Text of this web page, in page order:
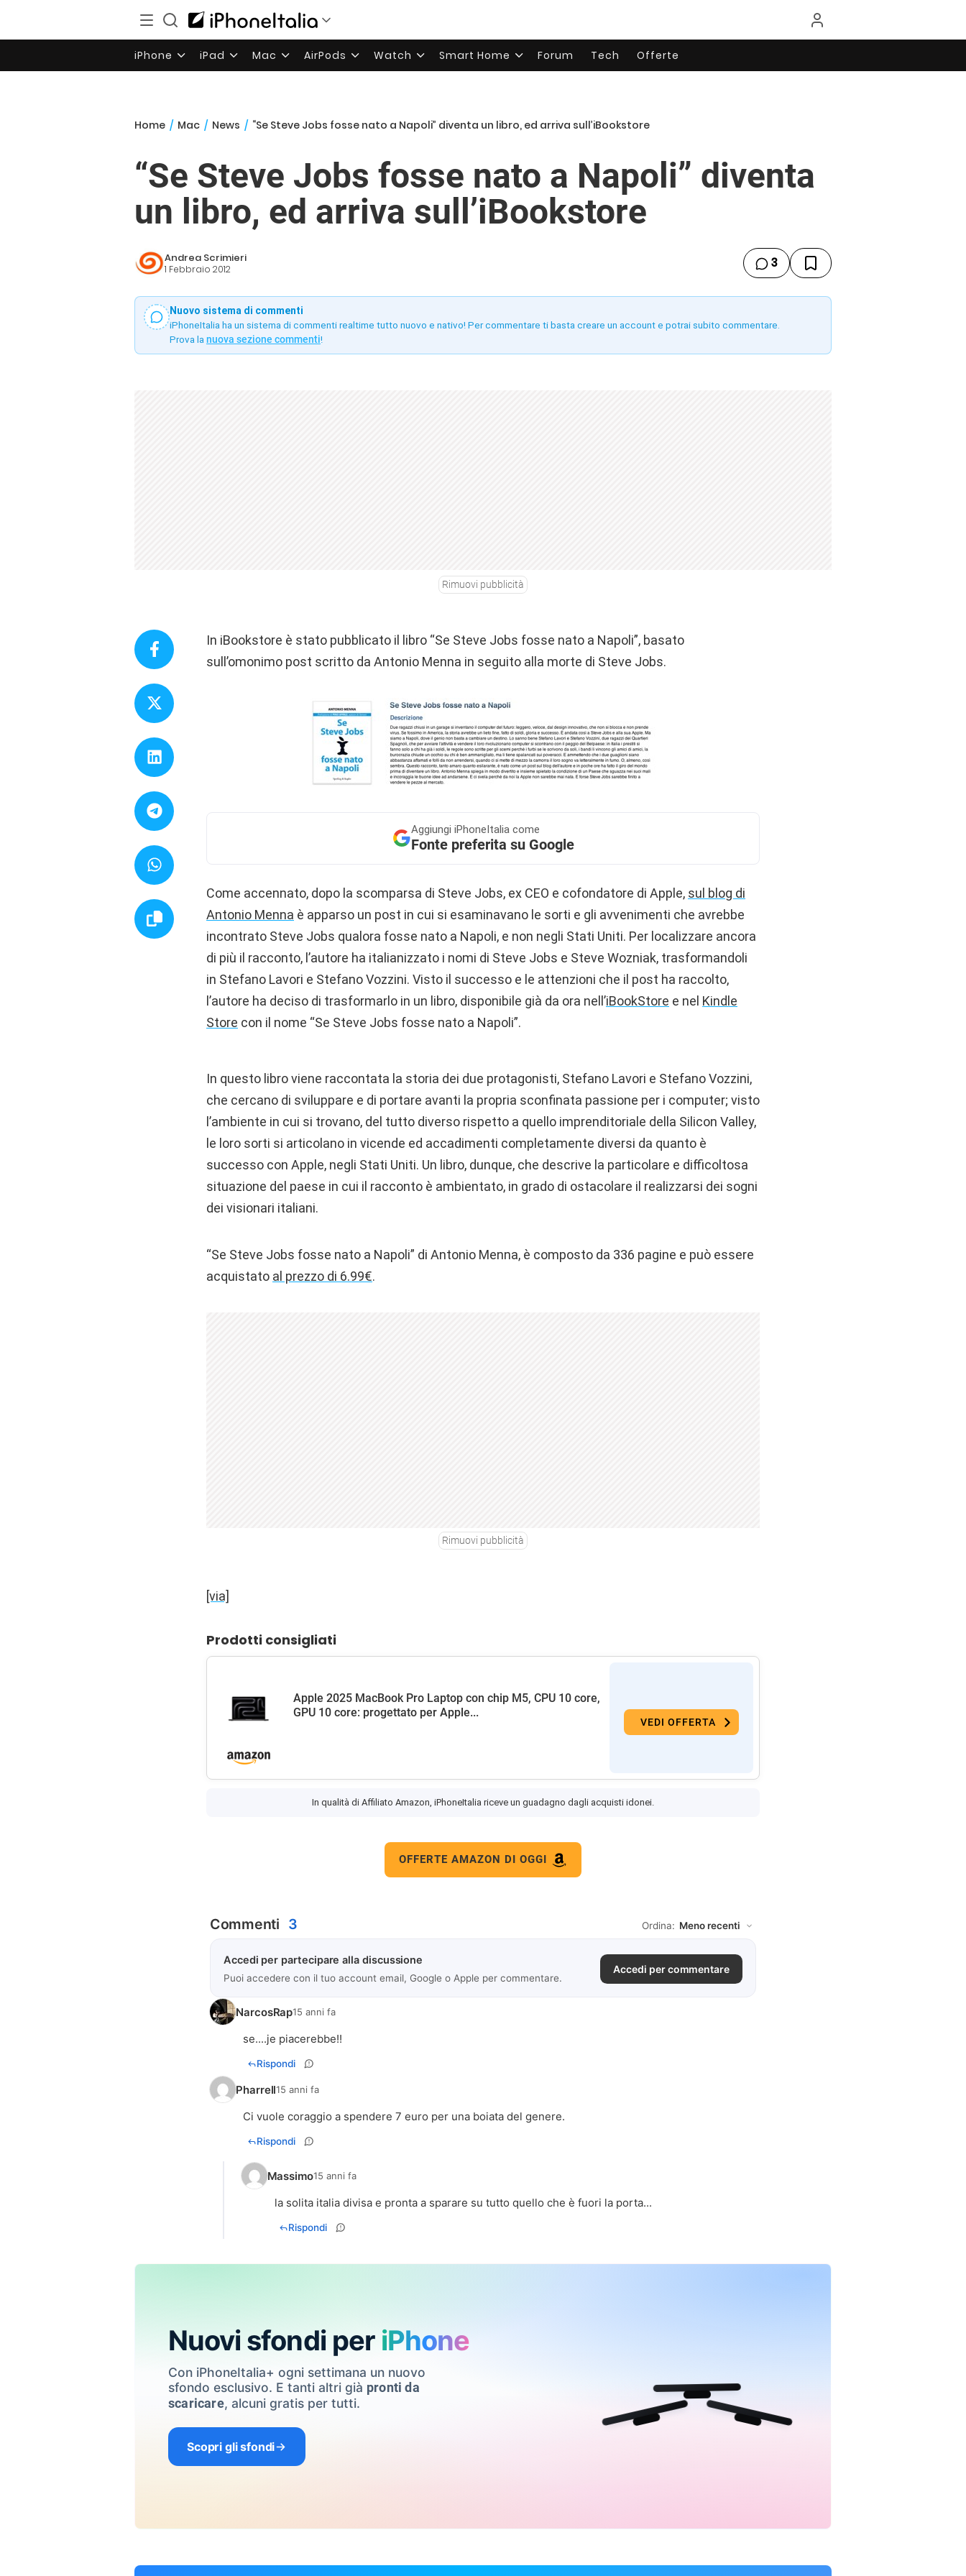
iPhone iPad Mac AirPods Watch Smart Home Forum Tech Offerte
Home / Mac / News / “Se Steve Jobs fosse nato a Napoli” diventa un libro, ed arriva sull’iBookstore
“Se Steve Jobs fosse nato a Napoli” diventa
un libro, ed arriva sull’iBookstore
Andrea Scrimieri
1 Febbraio 2012 3
Nuovo sistema di commenti
iPhoneItalia ha un sistema di commenti realtime tutto nuovo e nativo! Per commentare ti basta creare un account e potrai subito commentare.
Prova la nuova sezione commenti!
Rimuovi pubblicità
In iBookstore è stato pubblicato il libro “Se Steve Jobs fosse nato a Napoli”, basato
sull’omonimo post scritto da Antonio Menna in seguito alla morte di Steve Jobs.
Aggiungi iPhoneItalia come
Fonte preferita su Google
Come accennato, dopo la scomparsa di Steve Jobs, ex CEO e cofondatore di Apple, sul blog di
Antonio Menna è apparso un post in cui si esaminavano le sorti e gli avvenimenti che avrebbe
incontrato Steve Jobs qualora fosse nato a Napoli, e non negli Stati Uniti. Per localizzare ancora
di più il racconto, l’autore ha italianizzato i nomi di Steve Jobs e Steve Wozniak, trasformandoli
in Stefano Lavori e Stefano Vozzini. Visto il successo e le attenzioni che il post ha raccolto,
l’autore ha deciso di trasformarlo in un libro, disponibile già da ora nell’iBookStore e nel Kindle
Store con il nome “Se Steve Jobs fosse nato a Napoli”.
In questo libro viene raccontata la storia dei due protagonisti, Stefano Lavori e Stefano Vozzini,
che cercano di sviluppare e di portare avanti la propria sconfinata passione per i computer; visto
l’ambiente in cui si trovano, del tutto diverso rispetto a quello imprenditoriale della Silicon Valley,
le loro sorti si articolano in vicende ed accadimenti completamente diversi da quanto è
successo con Apple, negli Stati Uniti. Un libro, dunque, che descrive la particolare e difficoltosa
situazione del paese in cui il racconto è ambientato, in grado di ostacolare il realizzarsi dei sogni
dei visionari italiani.
“Se Steve Jobs fosse nato a Napoli” di Antonio Menna, è composto da 336 pagine e può essere
acquistato al prezzo di 6.99€.
Rimuovi pubblicità
[via]
Prodotti consigliati
Apple 2025 MacBook Pro Laptop con chip M5, CPU 10 core,
GPU 10 core: progettato per Apple...
VEDI OFFERTA
In qualità di Affiliato Amazon, iPhoneItalia riceve un guadagno dagli acquisti idonei.
OFFERTE AMAZON DI OGGI
Commenti 3 Ordina:
Accedi per partecipare alla discussione
Puoi accedere con il tuo account email, Google o Apple per commentare.
Accedi per commentare
NarcosRap15 anni fa
se....je piacerebbe!!
Rispondi
Pharrell15 anni fa
Ci vuole coraggio a spendere 7 euro per una boiata del genere.
Rispondi
Massimo15 anni fa
la solita italia divisa e pronta a sparare su tutto quello che è fuori la porta...
Rispondi
Nuovi sfondi per iPhone
Con iPhoneItalia+ ogni settimana un nuovo
sfondo esclusivo. E tanti altri già pronti da
scaricare, alcuni gratis per tutti.
Scopri gli sfondi